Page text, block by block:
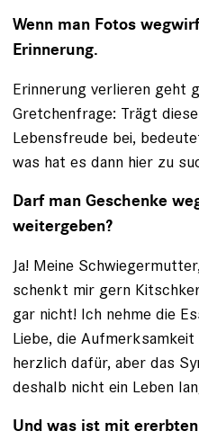
Wenn man Fotos
Erinnerung.
Erinnerung verlieren geht
Gretchenfrage: Trägt
Lebensfreude bei,
was hat es dann hier zu
Darf man Geschenke
weitergeben?
Ja! Meine
schenkt mir gern
gar nicht! Ich nehme die
Liebe, die
herzlich dafür, aber das
deshalb nicht ein Leben
Und was ist mit